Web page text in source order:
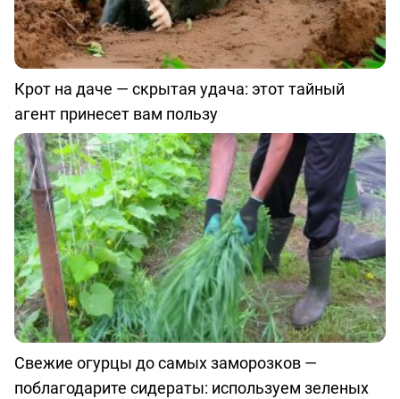
Крот на даче — скрытая удача: этот тайный
агент принесет вам пользу
Свежие огурцы до самых заморозков —
поблагодарите сидераты: используем зеленых